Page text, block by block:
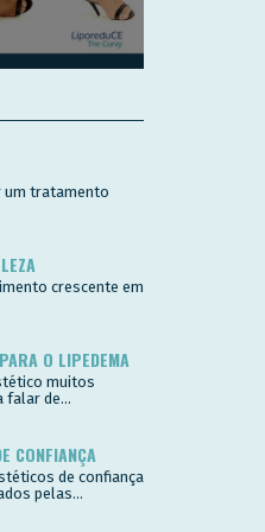
um tratamento
crescente em
O LIPEDEMA
muitos
falar de...
CONFIANÇA
de confiança
pelas...